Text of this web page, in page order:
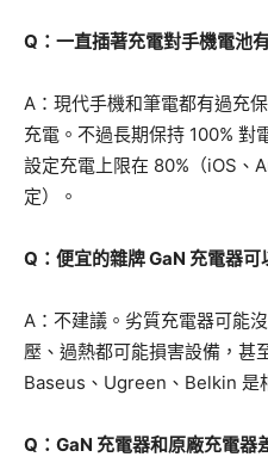
Q：一直插著充電對手機電池
A：現代手機和筆電都有過充
充電。不過長期保持 100% 對
設定充電上限在 80%（iOS、
定）。
Q：便宜的雜牌 GaN 充電器可
A：不建議。劣質充電器可能
壓、過熱都可能損害設備，甚
Baseus、Ugreen、Belkin 是
Q：GaN 充電器和原廠充電器